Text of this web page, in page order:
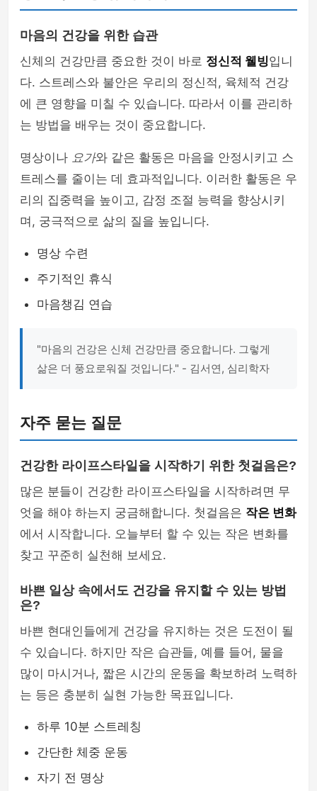
마음의 건강을 위한 습관
신체의 건강만큼 중요한 것이 바로 정신적 웰빙입니
다. 스트레스와 불안은 우리의 정신적, 육체적 건강
에 큰 영향을 미칠 수 있습니다. 따라서 이를 관리하
는 방법을 배우는 것이 중요합니다.
명상이나 요가와 같은 활동은 마음을 안정시키고 스
트레스를 줄이는 데 효과적입니다. 이러한 활동은 우
리의 집중력을 높이고, 감정 조절 능력을 향상시키
며, 궁극적으로 삶의 질을 높입니다.
명상 수련
주기적인 휴식
마음챙김 연습
"마음의 건강은 신체 건강만큼 중요합니다. 그렇게
삶은 더 풍요로워질 것입니다." - 김서연, 심리학자
자주 묻는 질문
건강한 라이프스타일을 시작하기 위한 첫걸음은?
많은 분들이 건강한 라이프스타일을 시작하려면 무
엇을 해야 하는지 궁금해합니다. 첫걸음은 작은 변화
에서 시작합니다. 오늘부터 할 수 있는 작은 변화를
찾고 꾸준히 실천해 보세요.
바쁜 일상 속에서도 건강을 유지할 수 있는 방법
은?
바쁜 현대인들에게 건강을 유지하는 것은 도전이 될
수 있습니다. 하지만 작은 습관들, 예를 들어, 물을
많이 마시거나, 짧은 시간의 운동을 확보하려 노력하
는 등은 충분히 실현 가능한 목표입니다.
하루 10분 스트레칭
간단한 체중 운동
자기 전 명상